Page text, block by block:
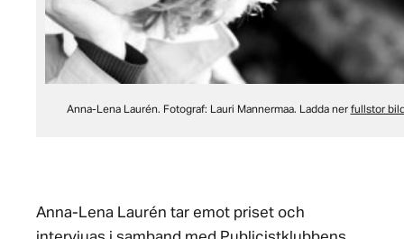
Anna-Lena Laurén. Fotograf: Lauri Mannermaa. Ladda ner fullstor
Anna-Lena Laurén tar emot priset och